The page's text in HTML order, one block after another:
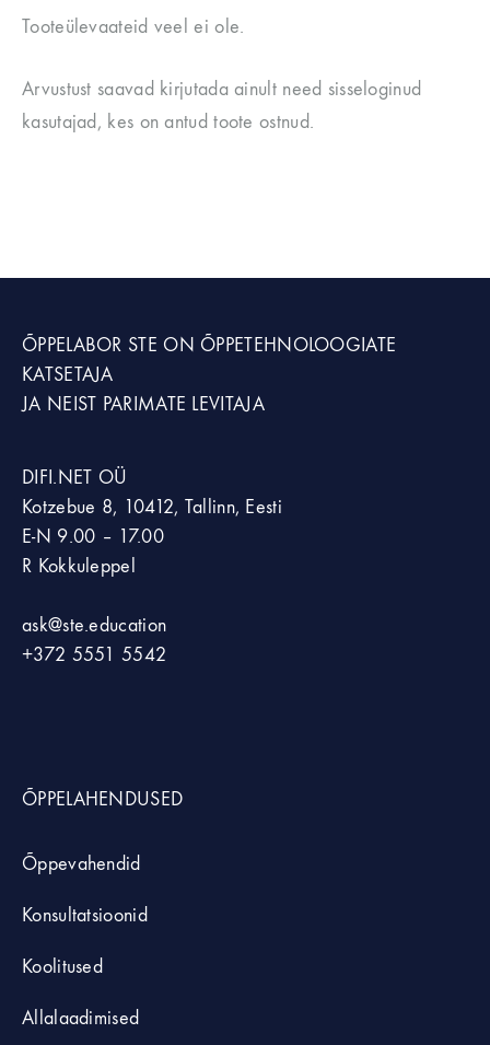
Tooteülevaateid veel ei ole.
Arvustust saavad kirjutada ainult need sisseloginud
kasutajad, kes on antud toote ostnud.
ÕPPELABOR STE ON ÕPPETEHNOLOOGIATE
KATSETAJA
JA NEIST PARIMATE LEVITAJA
DIFI.NET OÜ
Kotzebue 8, 10412, Tallinn, Eesti
E-N 9.00 – 17.00
R Kokkuleppel
ask@ste.education
+372 5551 5542
ÕPPELAHENDUSED
Õppevahendid
Konsultatsioonid
Koolitused
Allalaadimised